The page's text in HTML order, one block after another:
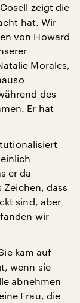
zeigt die
hat. Wir
von Howard
Morales,
des
Er hat
er da
dass
sind, aber
wir
kam auf
wenn sie
abnehmen
Frau, die